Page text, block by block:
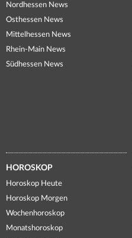
Nordhessen News
Osthessen News
Mittelhessen News
Rhein-Main News
Südhessen News
HOROSKOP
Horoskop Heute
Horoskop Morgen
Wochenhoroskop
Monatshoroskop